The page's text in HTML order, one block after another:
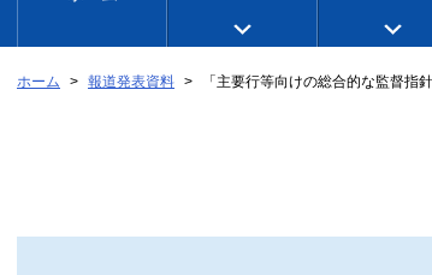
ホーム 報道発表資料 「主要行等向けの総合的な監督